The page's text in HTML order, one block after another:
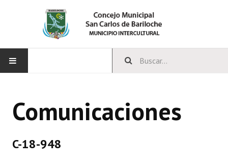
CONCEJO
Comunicaciones
C-18-948